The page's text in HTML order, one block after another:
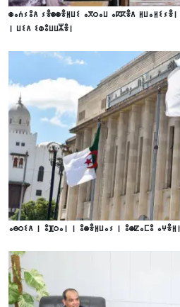
ⵙⴰⵄⵢⵓⴷ ⵢⴻⵙⵙⴻⵍⵡⵉ ⴰⴳⵔⴰⵡ ⴰⴽⴽⴻⴷ
ⵏ ⵡⵉⴷ ⵉⵀⵓⵡⵡⵣⴻⵏ
ⴰⴱⵔⵉⴷ ⵏ ⵓⴼⵔⴰⵏ ⵏ ⵓⵙⴻⵍⵡⴰⵢ ⵏ ⵓⵙⵇⴰⵎⵓ